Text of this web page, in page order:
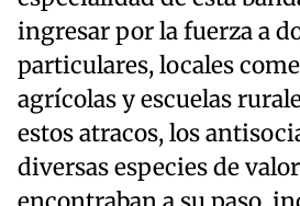
ingresar por la fuerza a
particulares, locales
agrícolas y escuelas
estos atracos, los
diversas especies de